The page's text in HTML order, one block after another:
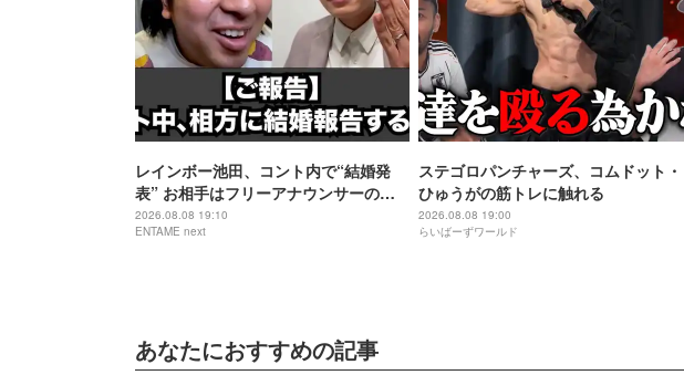
レインボー池田、コント内で“結婚発
表” お相手はフリーアナウンサーの佐
藤佳奈
2026.08.08 19:10
ENTAME next
ステゴロパンチャーズ、コムドット・
ひゅうがの筋トレに触れる
2026.08.08 19:00
らいばーずワールド
あなたにおすすめの記事